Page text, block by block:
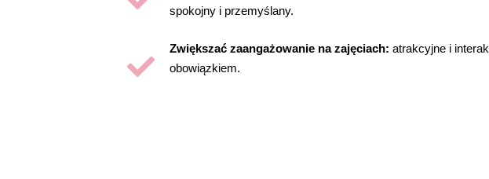
spokojny i przemyślany.
Zwiększać zaangażowanie na zajęciach: atrakcyjne i
obowiązkiem.